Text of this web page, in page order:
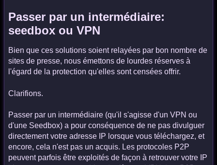
Passer par un intermédiaire:
seedbox ou VPN
Bien que ces solutions soient relayées par bon nombre de
sites de presse, nous émettons de lourdes réserves à
l'égard de la protection qu'elles sont censées offrir.
Clarifions.
Passer par un intermédiaire (qu'il s'agisse d'un VPN ou
d'une Seedbox) a pour conséquence de ne pas divulguer
directement votre adresse IP lorsque vous téléchargez, et
encore, cela n'est pas un acquis. Les protocoles P2P
peuvent parfois être exploités de façon à retrouver votre IP